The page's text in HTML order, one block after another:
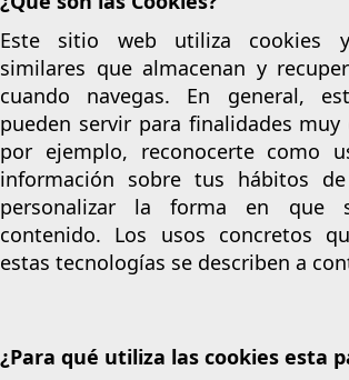
Este sitio web utiliza cookies
similares que almacenan y
cuando navegas. En general,
pueden servir para finalidades muy
por ejemplo, reconocerte como
información sobre tus hábitos
personalizar la forma en que
contenido. Los usos concretos
estas tecnologías se describen a
¿Para qué utiliza las cookies esta